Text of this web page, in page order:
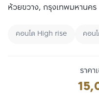
ห้วยขวาง, กรุงเทพมหานคร
คอนโด High rise คอน
ราคา